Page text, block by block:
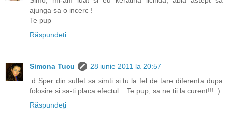
ajunga sa o incerc !
Te pup
Răspundeți
Simona Tucu
28 iunie 2011 la 20:57
:d Sper din suflet sa simti si tu la fel de tare diferenta dupa
folosire si sa-ti placa efectul... Te pup, sa ne tii la curent!!! :)
Răspundeți